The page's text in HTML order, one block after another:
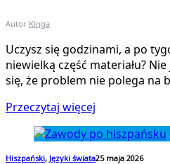
Autor Kinga
Uczysz się godzinami, a po
niewielką część materiału?
się, że problem nie polega na
Przeczytaj więcej
Hiszpański, Języki świata25 maja 2026